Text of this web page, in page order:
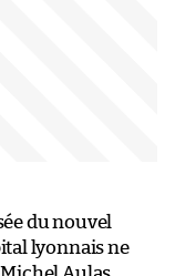
du nouvel
lyonnais ne